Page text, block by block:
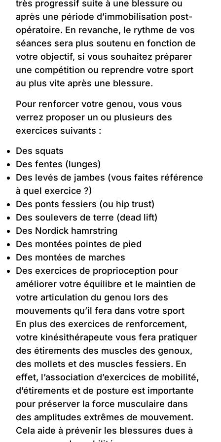
très progressif suite à une blessure ou
après une période d’immobilisation post-
opératoire. En revanche, le rythme de vos
séances sera plus soutenu en fonction de
votre objectif, si vous souhaitez préparer
une compétition ou reprendre votre sport
au plus vite après une blessure.
Pour renforcer votre genou, vous vous
verrez proposer un ou plusieurs des
exercices suivants :
Des squats
Des fentes (lunges)
Des levés de jambes (vous faites référence
à quel exercice ?)
Des ponts fessiers (ou hip trust)
Des soulevers de terre (dead lift)
Des Nordick hamrstring
Des montées pointes de pied
Des montées de marches
Des exercices de proprioception pour
améliorer votre équilibre et le maintien de
votre articulation du genou lors des
mouvements qu’il fera dans votre sport
En plus des exercices de renforcement,
votre kinésithérapeute vous fera pratiquer
des étirements des muscles des genoux,
des mollets et des muscles fessiers. En
effet, l’association d’exercices de mobilité,
d’étirements et de posture est importante
pour préserver la force musculaire dans
des amplitudes extrêmes de mouvement.
Cela aide à prévenir les blessures dues à